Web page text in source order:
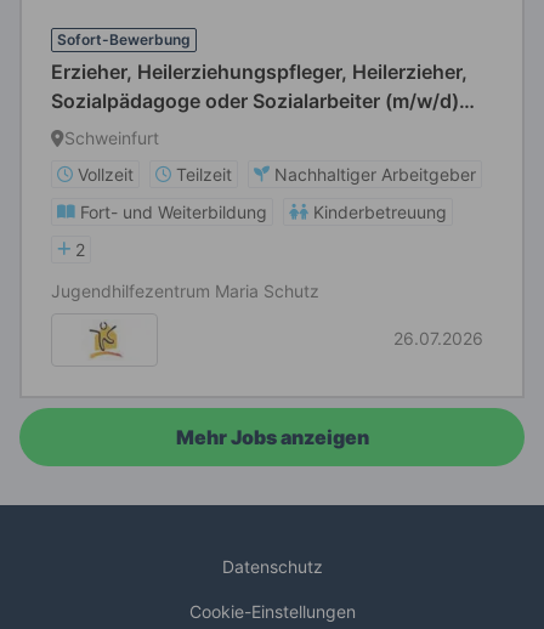
Sofort-Bewerbung
Erzieher, Heilerziehungspfleger, Heilerzieher,
Sozialpädagoge oder Sozialarbeiter (m/w/d)
Vollzeit / Teilzeit
Schweinfurt
Vollzeit
Teilzeit
Nachhaltiger Arbeitgeber
Fort- und Weiterbildung
Kinderbetreuung
2
Jugendhilfezentrum Maria Schutz
26.07.2026
Mehr Jobs anzeigen
Datenschutz
Cookie-Einstellungen